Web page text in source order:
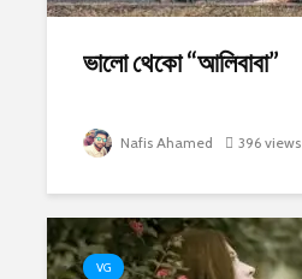
ভালো থেকো “আলিবাবা”
Nafis Ahamed 396 views
VG